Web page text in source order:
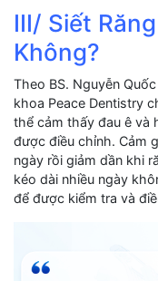
III/ Siết
Không?
Theo BS. Nguyễn
khoa Peace Dentistry
thể cảm thấy đau ê và
được điều chỉnh. Cảm
ngày rồi giảm dần khi
kéo dài nhiều ngày
để được kiểm tra và